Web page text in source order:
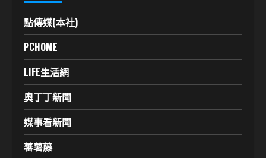
點傳媒(本社)
PCHOME
LIFE生活網
奧丁丁新聞
媒事看新聞
蕃薯藤